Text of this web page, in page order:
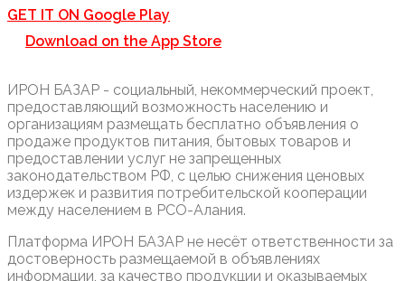
GET IT ON Google Play
Download on the App Store
ИРОН БАЗАР - социальный, некоммерческий проект,
предоставляющий возможность населению и
организациям размещать бесплатно объявления о
продаже продуктов питания, бытовых товаров и
предоставлении услуг не запрещенных
законодательством РФ, с целью снижения ценовых
издержек и развития потребительской кооперации
между населением в РСО-Алания.
Платформа ИРОН БАЗАР не несёт ответственности за
достоверность размещаемой в объявлениях
информации, за качество продукции и оказываемых